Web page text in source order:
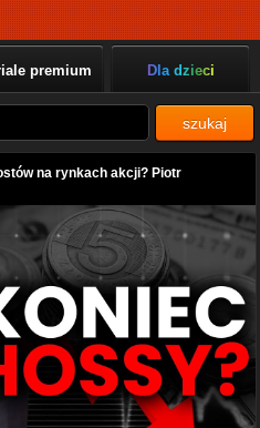
premium Dla dzieci
szukaj
na rynkach akcji? Piotr